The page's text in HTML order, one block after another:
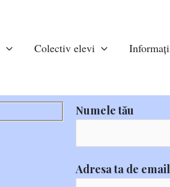
Colectiv elevi
Numele tău
Adresa ta de email